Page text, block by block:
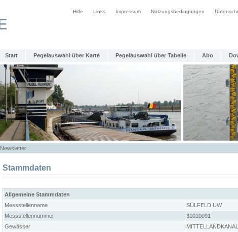
Hilfe Links Impressum Nutzungsbedingungen
Start Pegelauswahl über Karte Pegelauswahl über Tabelle Abo
Newsletter
Stammdaten
Allgemeine Stammdaten
Messstellenname
SÜLFELD UW
Messstellennummer
31010091
Gewässer
MITTELLANDKANAL